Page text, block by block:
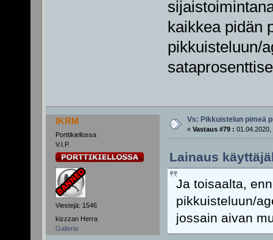
kaikkea pidän
pikkuisteluun/
IKRM
Porttikiellossa
V.I.P.
Viestejä: 1546
kizzzan Herra
Galleria
Vs: Pikkuistelun pimeä
« Vastaus #79 : 01.04.2020,
Lainaus
Ja toisaalta,
pikkuisteluun/
jossain aivan